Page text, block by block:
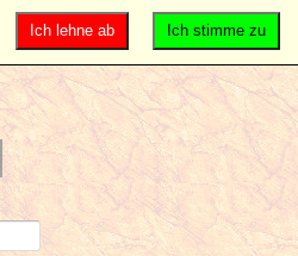
Ich stimme zu
Ich lehne ab